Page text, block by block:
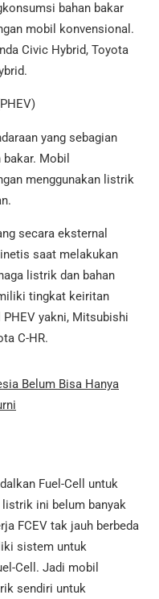
bahan bakar
mobil konvensional.
Civic Hybrid, Toyota
yang sebagian
Mobil
menggunakan listrik
secara eksternal
saat melakukan
listrik dan bahan
tingkat keiritan
yakni, Mitsubishi
C-HR.
Belum Bisa Hanya
Fuel-Cell untuk
ini belum banyak
FCEV tak jauh berbeda
sistem untuk
Cell. Jadi mobil
sendiri untuk